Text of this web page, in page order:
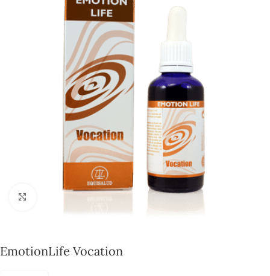
EmotionLife Vocation